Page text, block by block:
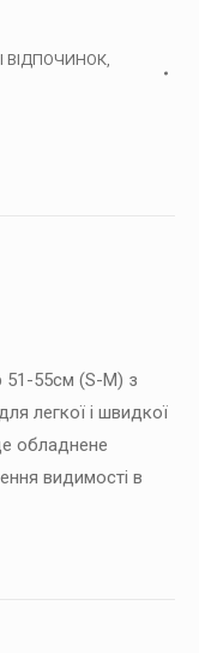
ВІДПОЧИНОК
51-55см (S-М) з
легкої і швидкої
обладнене
видимості в